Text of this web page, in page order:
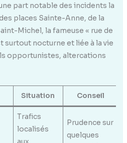
part notable des incidents la
places Sainte-Anne, de la
Michel, la fameuse « rue de
surtout nocturne et liée à la vie
opportunistes, altercations
Situation Conseil
Trafics
localisés
Prudence sur
quelques